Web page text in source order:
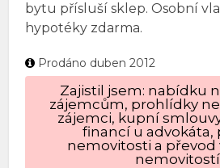
bytu přísluší sklep. Osobní
hypotéky zdarma.
Prodáno duben 2012
Zajistil jsem: nabídku
zájemcům, prohlídky
zájemci, kupní
financí u advokáta,
nemovitosti a převod
nemovitostí